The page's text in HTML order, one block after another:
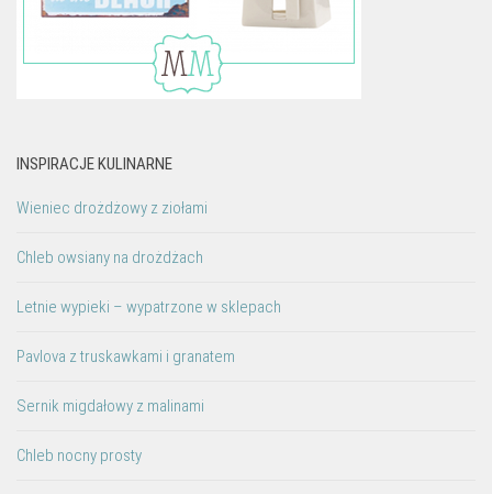
INSPIRACJE KULINARNE
Wieniec drożdżowy z ziołami
Chleb owsiany na drożdżach
Letnie wypieki – wypatrzone w sklepach
Pavlova z truskawkami i granatem
Sernik migdałowy z malinami
Chleb nocny prosty